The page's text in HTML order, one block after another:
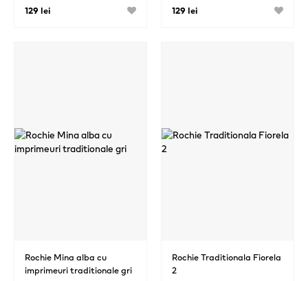
129 lei 129 lei
Rochie Mina alba cu
imprimeuri traditionale gri
Rochie Traditionala Fiorela
2